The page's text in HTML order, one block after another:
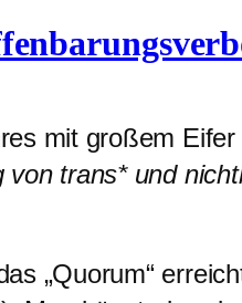
mit großem
trans* und
„Quorum“